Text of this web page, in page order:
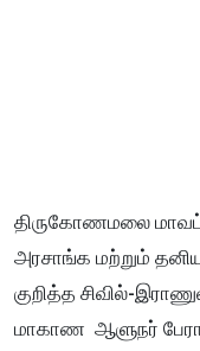
திருகோணமலை
அரசாங்க மற்றும்
குறித்த சிவில்-
மாகாண ஆளுநர்